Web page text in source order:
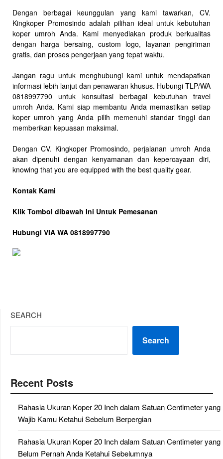
Dengan berbagai keunggulan yang kami tawarkan, CV.
Kingkoper Promosindo adalah pilihan ideal untuk kebutuhan
koper umroh Anda. Kami menyediakan produk berkualitas
dengan harga bersaing, custom logo, layanan pengiriman
gratis, dan proses pengerjaan yang tepat waktu.
Jangan ragu untuk menghubungi kami untuk mendapatkan
informasi lebih lanjut dan penawaran khusus. Hubungi TLP/WA
0818997790 untuk konsultasi berbagai kebutuhan travel
umroh Anda. Kami siap membantu Anda memastikan setiap
koper umroh yang Anda pilih memenuhi standar tinggi dan
memberikan kepuasan maksimal.
Dengan CV. Kingkoper Promosindo, perjalanan umroh Anda
akan dipenuhi dengan kenyamanan dan kepercayaan diri,
knowing that you are equipped with the best quality gear.
Kontak Kami
Klik Tombol dibawah Ini Untuk Pemesanan
Hubungi VIA WA 0818997790
SEARCH
Search
Recent Posts
Rahasia Ukuran Koper 20 Inch dalam Satuan Centimeter yang
Wajib Kamu Ketahui Sebelum Berpergian
Rahasia Ukuran Koper 20 Inch dalam Satuan Centimeter yang
Belum Pernah Anda Ketahui Sebelumnya